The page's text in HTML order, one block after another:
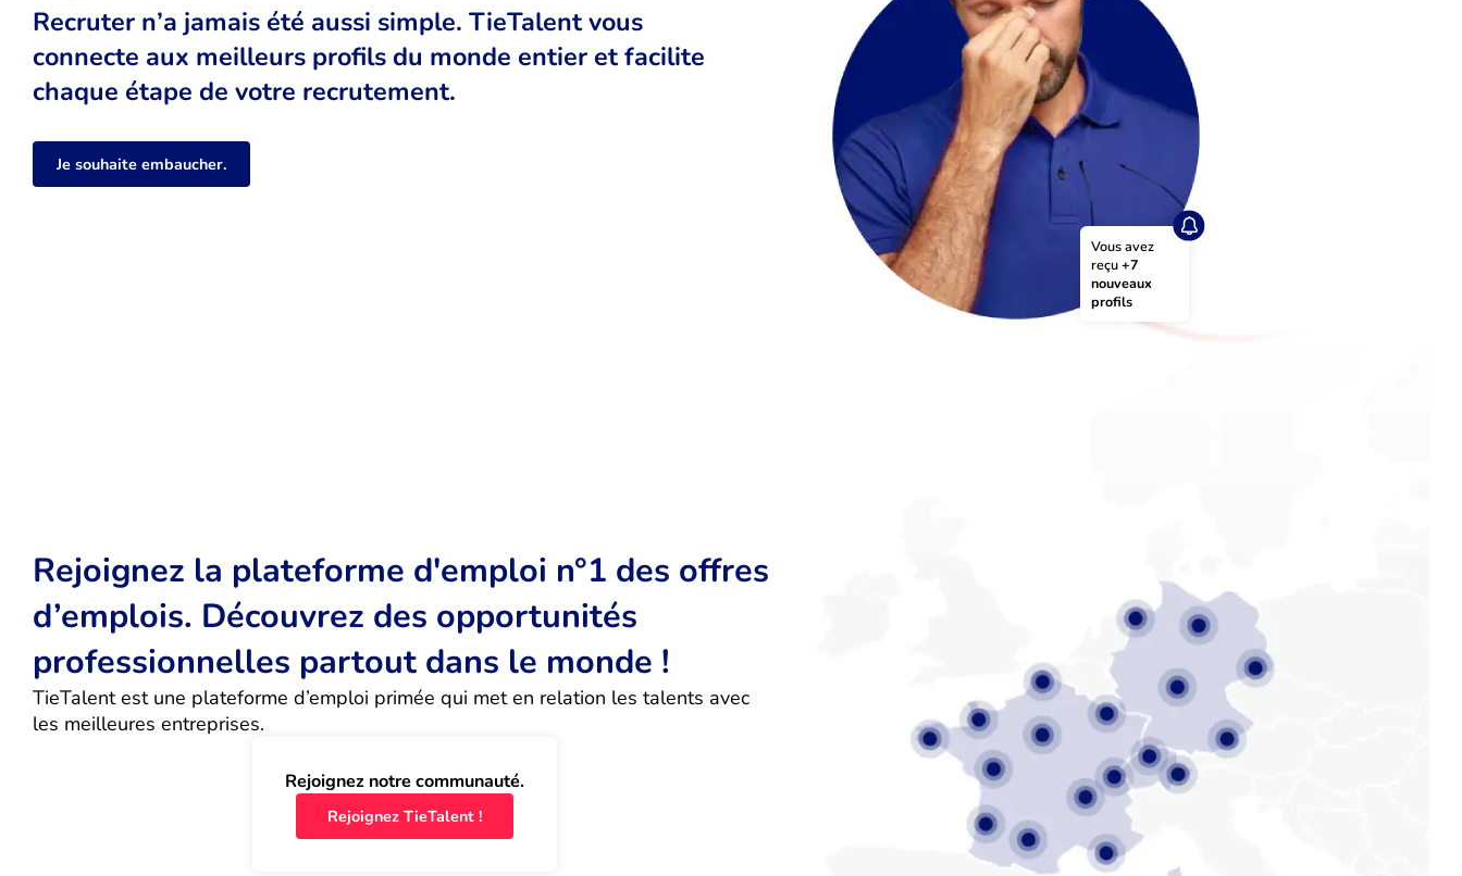
Vous avez
reçu +7
nouveaux
profils
Recruter n’a jamais été aussi simple. TieTalent vous
connecte aux meilleurs profils du monde entier et facilite
chaque étape de votre recrutement.
Je souhaite embaucher.
Rejoignez la plateforme d'emploi n°1 des offres
d’emplois. Découvrez des opportunités
professionnelles partout dans le monde !
TieTalent est une plateforme d’emploi primée qui met en relation les talents avec
les meilleures entreprises.
Rejoignez notre communauté.
Rejoignez TieTalent !